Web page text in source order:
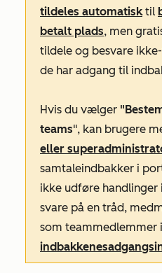
tildeles automatisktil
betalt plads, men
tildele og besvare
de har adgang til
Hvis du vælger
teams", kan brugere
eller
samtaleindbakker i
ikke udføre handlinger
svare på en tråd,
som teammedlemmer i
indbakkenes